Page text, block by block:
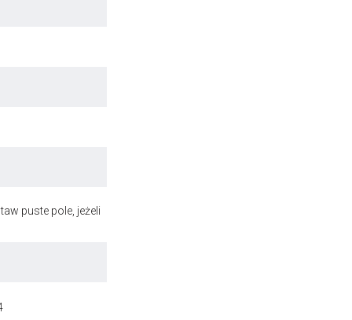
puste pole, jeżeli